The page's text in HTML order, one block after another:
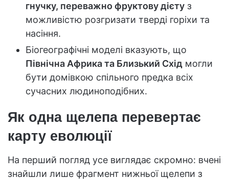
гнучку, переважно фруктову дієту з
можливістю розгризати тверді горіхи та
насіння.
Біогеографічні моделі вказують, що
Північна Африка та Близький Схід могли
бути домівкою спільного предка всіх
сучасних людиноподібних.
Як одна щелепа перевертає
карту еволюції
На перший погляд усе виглядає скромно: вчені
знайшли лише фрагмент нижньої щелепи з